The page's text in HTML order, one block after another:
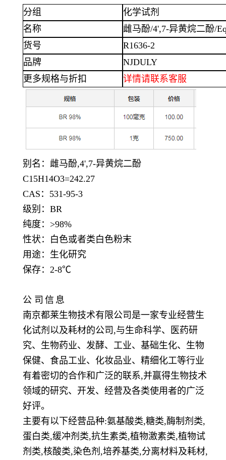
分组
化学试剂
名称
雌马酚/4',7-异黄烷二酚/
货号
R1636-2
品牌
NJDULY
更多规格与折扣
详情请联系客服
别名：雌马酚,4',7-异黄烷二酚
C15H14O3=242.27
CAS：531-95-3
级别： BR
纯度： >98%
性状：白色或者类白色粉末
用途：生化研究
保存： 2-8℃
公 司 信 息
南京都莱生物技术有限公司是一家专业经营生
化试剂以及耗材的公司,与生命科学、医药研
究、生物药业、发酵、工业、基础生化、生物
保健、食品工业、化妆品业、精细化工等行业
有着密切的合作和广泛的联系,并赢得生物技术
领域的研究、开发、经营及各类使用者的广泛
好评。
主要有以下经营品种:氨基酸类,糖类,酶制剂类,
蛋白类,缓冲剂类,抗生素类,植物激素类,植物试
剂类,核酸类,染色剂,培养基类,分离材料及耗材,